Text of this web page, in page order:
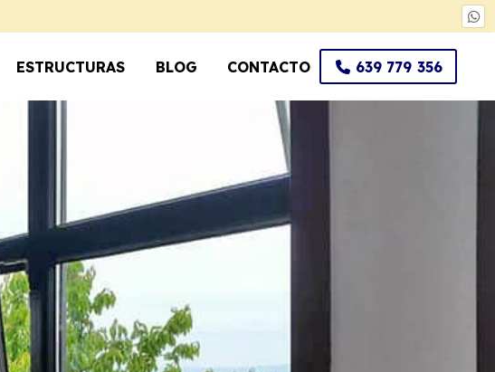
ESTRUCTURAS BLOG CONTACTO 639 779 356